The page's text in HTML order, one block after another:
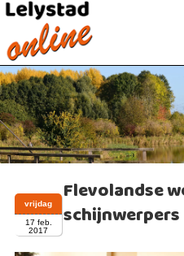
Flevolandse
schijnwerpers
vrijdag
17 feb.
2017